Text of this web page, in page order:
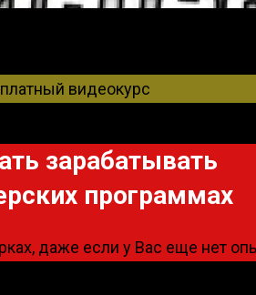
видеокурс
зарабатывать
программах
даже если у Вас еще нет